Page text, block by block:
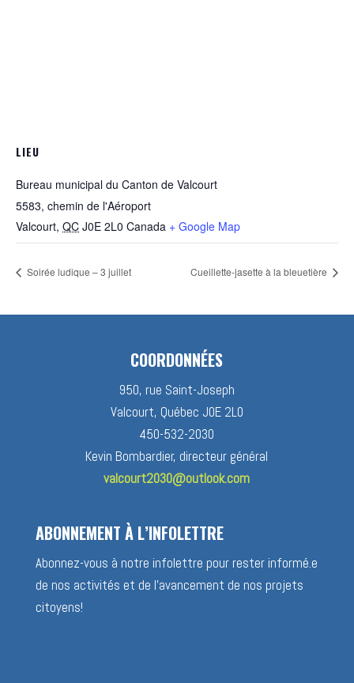
LIEU
Bureau municipal du Canton de Valcourt
5583, chemin de l'Aéroport
Valcourt, QC J0E 2L0 Canada + Google Map
Soirée ludique – 3 juillet Cueillette-jasette à la bleuetière
COORDONNÉES
950, rue Saint-Joseph
Valcourt, Québec J0E 2L0
450-532-2030
Kevin Bombardier, directeur général
valcourt2030@outlook.com
ABONNEMENT À L’INFOLETTRE
Abonnez-vous à notre infolettre pour rester informé.e
de nos activités et de l’avancement de nos projets
citoyens!